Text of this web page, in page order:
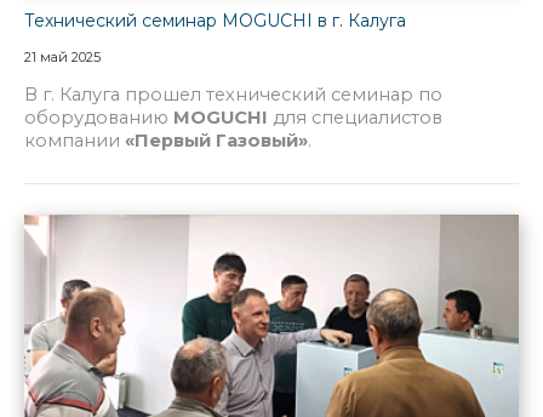
Технический семинар MOGUCHI в г. Калуга
21 май 2025
В г. Калуга прошел технический семинар по
оборудованию MOGUCHI для специалистов
компании «Первый Газовый».